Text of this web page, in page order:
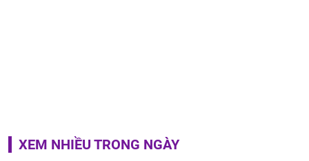
XEM NHIỀU TRONG NGÀY